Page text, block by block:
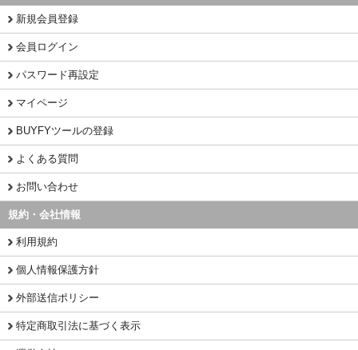
新規会員登録
会員ログイン
パスワード再設定
マイページ
BUYFYツールの登録
よくある質問
お問い合わせ
規約・会社情報
利用規約
個人情報保護方針
外部送信ポリシー
特定商取引法に基づく表示